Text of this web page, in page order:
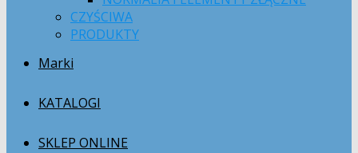
CZYŚCIWA
PRODUKTY
Marki
KATALOGI
SKLEP ONLINE